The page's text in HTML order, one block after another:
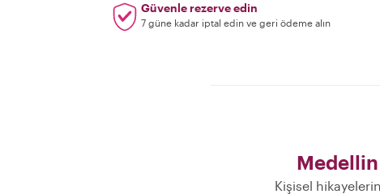
Güvenle rezerve edin
7 güne kadar iptal edin ve geri ödeme alın
Kişisel